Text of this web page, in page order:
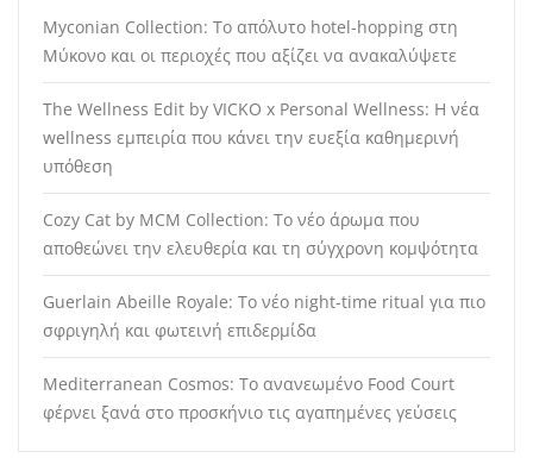
Myconian Collection: Το απόλυτο hotel-hopping στη
Μύκονο και οι περιοχές που αξίζει να ανακαλύψετε
The Wellness Edit by VICKO x Personal Wellness: Η νέα
wellness εμπειρία που κάνει την ευεξία καθημερινή
υπόθεση
Cozy Cat by MCM Collection: Το νέο άρωμα που
αποθεώνει την ελευθερία και τη σύγχρονη κομψότητα
Guerlain Abeille Royale: Το νέο night-time ritual για πιο
σφριγηλή και φωτεινή επιδερμίδα
Mediterranean Cosmos: Το ανανεωμένο Food Court
φέρνει ξανά στο προσκήνιο τις αγαπημένες γεύσεις